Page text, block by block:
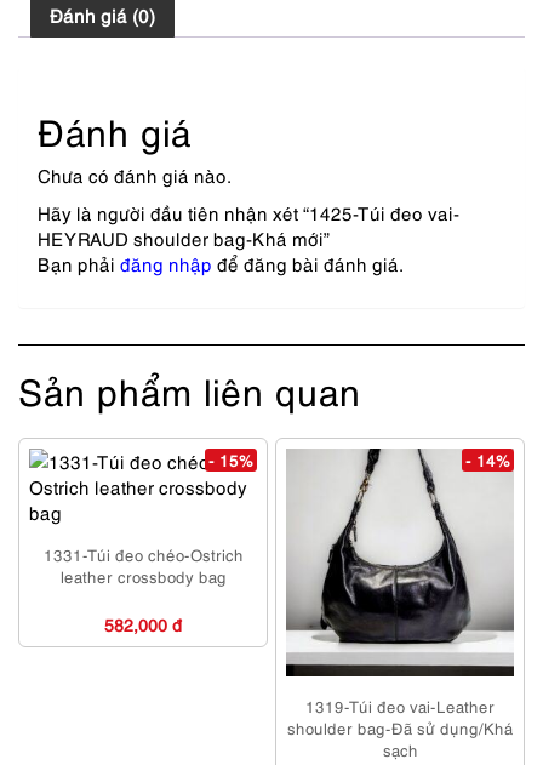
Đánh giá (0)
Đánh giá
Chưa có đánh giá nào.
Hãy là người đầu tiên nhận xét “1425-Túi đeo vai-
HEYRAUD shoulder bag-Khá mới”
Bạn phải đăng nhập để đăng bài đánh giá.
Sản phẩm liên quan
- 15%
1331-Túi đeo chéo-Ostrich
leather crossbody bag
582,000 đ
- 14%
1319-Túi đeo vai-Leather
shoulder bag-Đã sử dụng/Khá
sạch